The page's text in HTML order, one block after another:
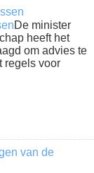
De minister
heeft het
om advies te
regels voor
van de